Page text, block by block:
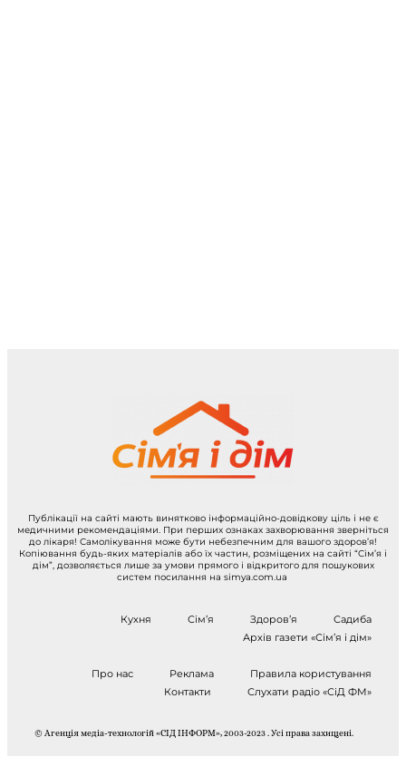
Публікації на сайті мають винятково інформаційно-довідкову ціль і не є
медичними рекомендаціями. При перших ознаках захворювання зверніться
до лікаря! Самолікування може бути небезпечним для вашого здоров’я!
Копіювання будь-яких матеріалів або їх частин, розміщених на сайті “Сім’я і
дім”, дозволяється лише за умови прямого і відкритого для пошукових
систем посилання на simya.com.ua
Кухня Сім’я Здоров’я
Садиба
Архів газети «Сім’я і дім»
Про нас Реклама
Правила користування
Контакти
Слухати радіо «СіД ФМ»
© Агенція медіа-технологій «СІД ІНФОРМ», 2003-2023 . Усі права захищені.